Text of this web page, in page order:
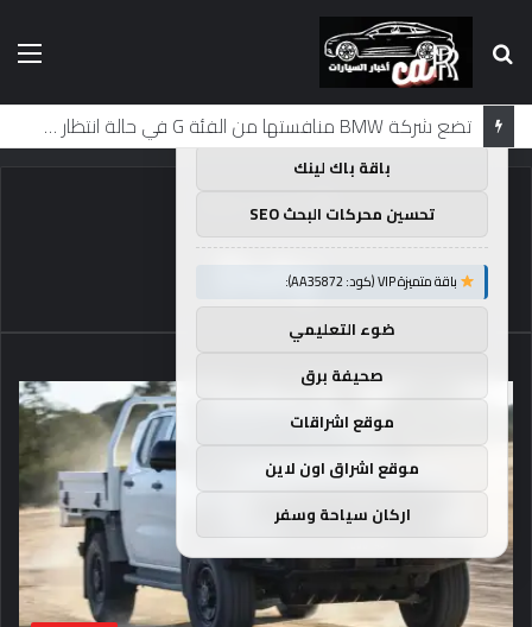
بحث
عن
لماذا تم منع النساء من المشاركة في لومان لعقود من الزمن؟
الرئيسية
Duty
توصيات :
باقة متميزة VIP (كود: AA11138):
باقة باك لينك
تحسين محركات البحث SEO
باقة متميزة VIP (كود: AA35872):
ضوء التعليمي
صحيفة برق
موقع اشراقات
موقع اشراق اون لاين
اركان سياحة وسفر